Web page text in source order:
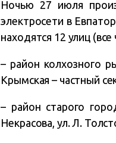
Ночью 27 июля
электросети в
находятся 12 улиц (все
– район колхозного
Крымская – частный
– район старого
Некрасова, ул. Л.